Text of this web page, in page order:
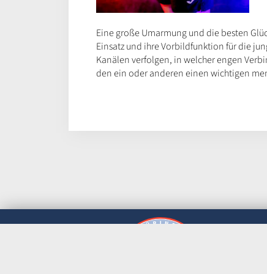
Eine große Umarmung und die besten
Einsatz und ihre Vorbildfunktion für die
Kanälen verfolgen, in welcher engen
den ein oder anderen einen wichtigen